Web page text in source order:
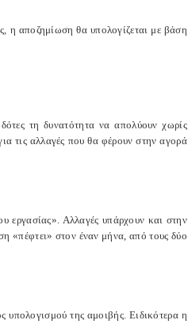
η αποζημίωση θα υπολογίζεται με βάση
τη δυνατότητα να απολύουν χωρίς
τις αλλαγές που θα φέρουν στην αγορά
εργασίας». Αλλαγές υπάρχουν και στην
«πέφτει» στον έναν μήνα, από τους δύο
της αμοιβής. Ειδικότερα η